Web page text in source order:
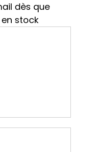
dès que
stock